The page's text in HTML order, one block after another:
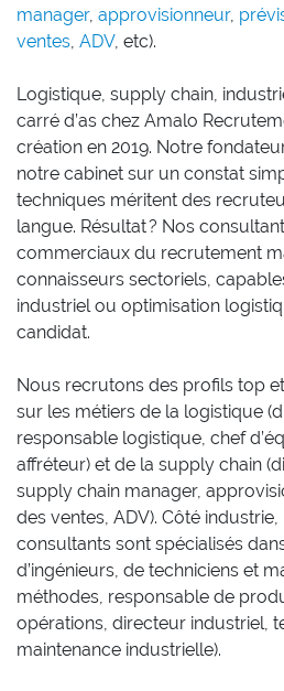
manager, approvisionneur,
ventes, ADV, etc).
Logistique, supply chain,
carré d’as chez Amalo
création en 2019. Notre
notre cabinet sur un constat
techniques méritent des
langue. Résultat ? Nos
commerciaux du recrutement
connaisseurs sectoriels,
industriel ou optimisation
candidat.
Nous recrutons des profils top
sur les métiers de la logistique
responsable logistique, chef
affréteur) et de la supply chain
supply chain manager,
des ventes, ADV). Côté
consultants sont spécialisés
d’ingénieurs, de techniciens et
méthodes, responsable de
opérations, directeur industriel,
maintenance industrielle).